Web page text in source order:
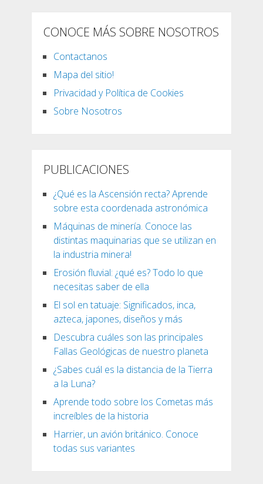
CONOCE MÁS SOBRE NOSOTROS
Contactanos
Mapa del sitio!
Privacidad y Política de Cookies
Sobre Nosotros
PUBLICACIONES
¿Qué es la Ascensión recta? Aprende
sobre esta coordenada astronómica
Máquinas de minería. Conoce las
distintas maquinarias que se utilizan en
la industria minera!
Erosión fluvial: ¿qué es? Todo lo que
necesitas saber de ella
El sol en tatuaje: Significados, inca,
azteca, japones, diseños y más
Descubra cuáles son las principales
Fallas Geológicas de nuestro planeta
¿Sabes cuál es la distancia de la Tierra
a la Luna?
Aprende todo sobre los Cometas más
increíbles de la historia
Harrier, un avión británico. Conoce
todas sus variantes